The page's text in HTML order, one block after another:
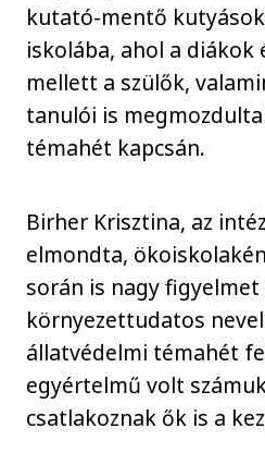
kutató-mentő
iskolába, ahol a diákok
mellett a szülők,
tanulói is
témahét kapcsán.
Birher Krisztina, az
elmondta,
során is nagy
környezettudatos
állatvédelmi témahét
egyértelmű volt
csatlakoznak ők is a